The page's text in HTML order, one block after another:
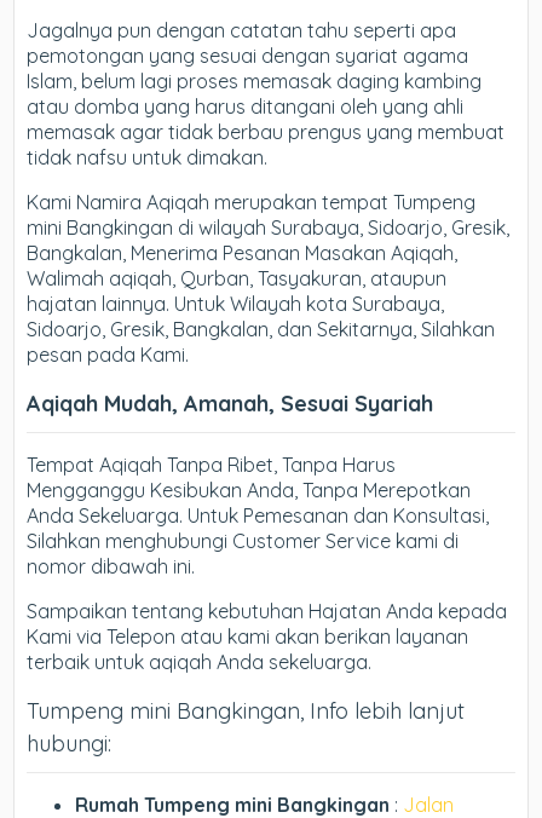
Jagalnya pun dengan catatan tahu seperti apa
pemotongan yang sesuai dengan syariat agama
Islam, belum lagi proses memasak daging kambing
atau domba yang harus ditangani oleh yang ahli
memasak agar tidak berbau prengus yang membuat
tidak nafsu untuk dimakan.
Kami Namira Aqiqah merupakan tempat Tumpeng
mini Bangkingan di wilayah Surabaya, Sidoarjo, Gresik,
Bangkalan, Menerima Pesanan Masakan Aqiqah,
Walimah aqiqah, Qurban, Tasyakuran, ataupun
hajatan lainnya. Untuk Wilayah kota Surabaya,
Sidoarjo, Gresik, Bangkalan, dan Sekitarnya, Silahkan
pesan pada Kami.
Aqiqah Mudah, Amanah, Sesuai Syariah
Tempat Aqiqah Tanpa Ribet, Tanpa Harus
Mengganggu Kesibukan Anda, Tanpa Merepotkan
Anda Sekeluarga. Untuk Pemesanan dan Konsultasi,
Silahkan menghubungi Customer Service kami di
nomor dibawah ini.
Sampaikan tentang kebutuhan Hajatan Anda kepada
Kami via Telepon atau kami akan berikan layanan
terbaik untuk aqiqah Anda sekeluarga.
Tumpeng mini Bangkingan, Info lebih lanjut
hubungi:
Rumah Tumpeng mini Bangkingan : Jalan